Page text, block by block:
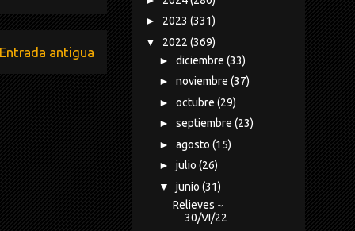
Entrada antigua
► 2023 (331)
▼ 2022 (369)
► diciembre (33)
► noviembre (37)
► octubre (29)
► septiembre (23)
► agosto (15)
► julio (26)
▼ junio (31)
Relieves ~
30/VI/22